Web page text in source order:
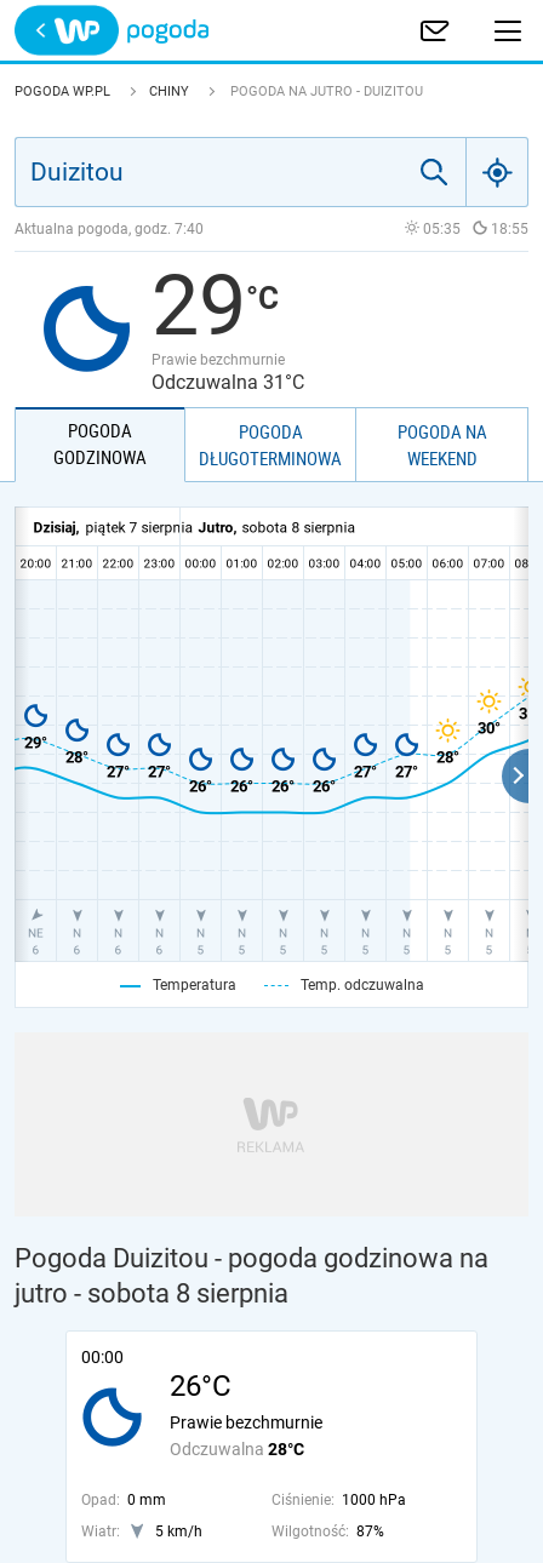
Trwa ładowanie
POLSKA
JAKOŚĆ POWIETRZA
POGODA WP.PL CHINY POGODA NA JUTRO - DUIZITOU
Aktualna pogoda, godz. 7:40 05:35 18:55
29
Prawie bezchmurnie
Odczuwalna 31°C
POGODA
GODZINOWA
POGODA
DŁUGOTERMINOWA
POGODA NA
WEEKEND
Temperatura Temp. odczuwalna
Pogoda Duizitou - pogoda godzinowa na
jutro - sobota 8 sierpnia
00:00
26°C
Odczuwalna 28°C
Prawie bezchmurnie
Opad: 0 mm Ciśnienie: 1000 hPa
Wiatr:
5 km/h Wilgotność: 87%